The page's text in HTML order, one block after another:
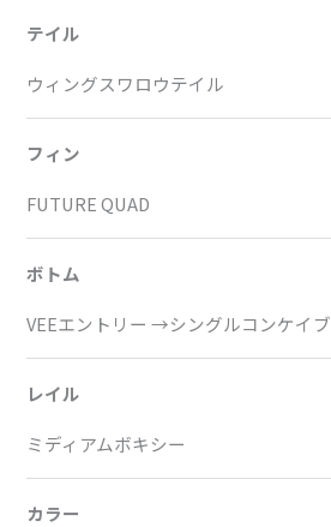
テイル
ウィングスワロウテイル
フィン
FUTURE QUAD
ボトム
VEEエントリー →シングルコンケイブ
レイル
ミディアムボキシー
カラー